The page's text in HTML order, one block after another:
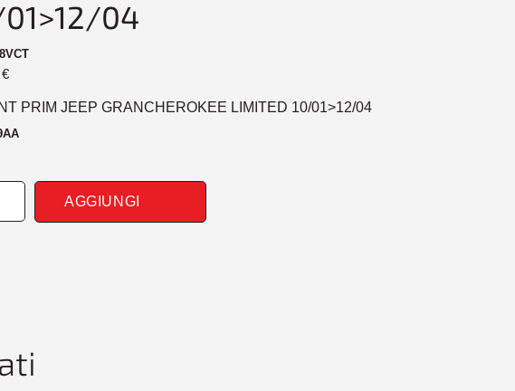
04
€
PRIM JEEP GRANCHEROKEE LIMITED 10/01>12/04
AGGIUNGI